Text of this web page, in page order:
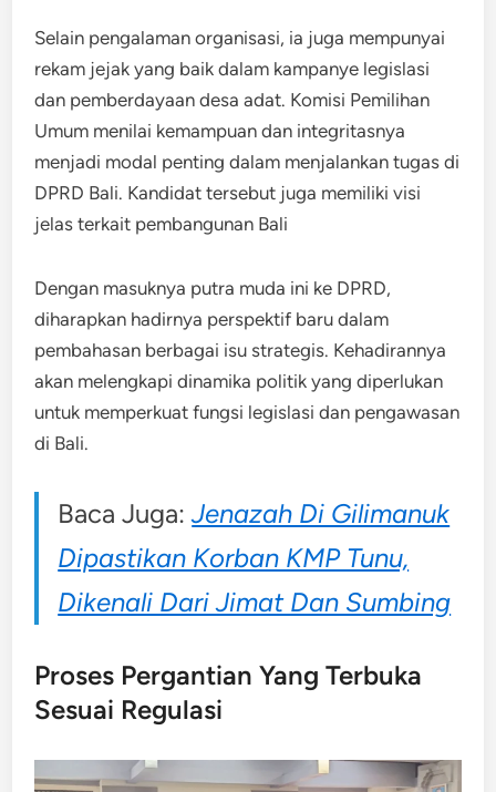
Selain pengalaman organisasi, ia juga mempunyai
rekam jejak yang baik dalam kampanye legislasi
dan pemberdayaan desa adat. Komisi Pemilihan
Umum menilai kemampuan dan integritasnya
menjadi modal penting dalam menjalankan tugas di
DPRD Bali. Kandidat tersebut juga memiliki visi
jelas terkait pembangunan Bali
Dengan masuknya putra muda ini ke DPRD,
diharapkan hadirnya perspektif baru dalam
pembahasan berbagai isu strategis. Kehadirannya
akan melengkapi dinamika politik yang diperlukan
untuk memperkuat fungsi legislasi dan pengawasan
di Bali.
Baca Juga:Jenazah Di Gilimanuk
Dipastikan Korban KMP Tunu,
Dikenali Dari Jimat Dan Sumbing
Proses Pergantian Yang Terbuka
Sesuai Regulasi